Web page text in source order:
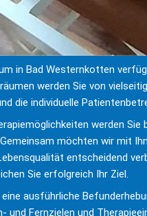
in Bad Westernkotten
werden Sie von
die individuelle
werden
möchten wir mit
entscheidend
Sie erfolgreich Ihr Ziel.
ausführliche
und Fernzielen und